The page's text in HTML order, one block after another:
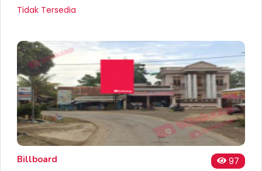
Tidak Tersedia
Billboard
97